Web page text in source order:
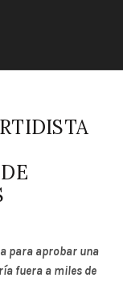
para aprobar una
fuera a miles de